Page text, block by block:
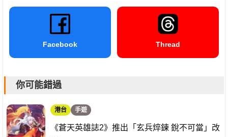
Facebook Thread
你可能錯過
港台 手遊
《蒼天英雄誌2》推出「玄兵焠鍊 銳不可當」改